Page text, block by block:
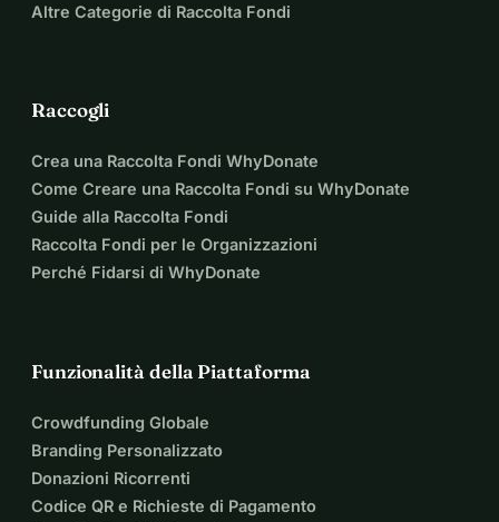
Altre Categorie di Raccolta Fondi
Raccogli
Crea una Raccolta Fondi WhyDonate
Come Creare una Raccolta Fondi su WhyDonate
Guide alla Raccolta Fondi
Raccolta Fondi per le Organizzazioni
Perché Fidarsi di WhyDonate
Funzionalità della Piattaforma
Crowdfunding Globale
Branding Personalizzato
Donazioni Ricorrenti
Codice QR e Richieste di Pagamento